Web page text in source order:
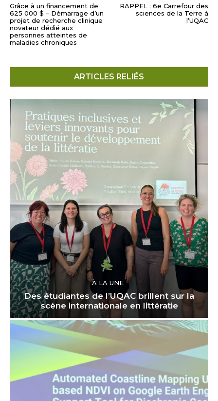
Grâce à un financement de
625 000 $ – Démarrage d’un
projet de recherche clinique
novateur dédié aux
personnes atteintes de
maladies chroniques
RAPPEL : 6e Carrefour des
sciences de la Terre à
l’UQAC
ARTICLES RELIÉS
À LA UNE
Des étudiantes de l’UQAC brillent sur la
scène internationale en littératie